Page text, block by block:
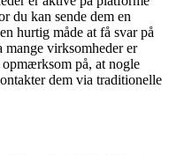
du kan sende dem en
hurtig måde at få svar på
mange virksomheder er
på, at nogle
dem via traditionelle